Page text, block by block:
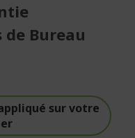
Bureau
sur votre